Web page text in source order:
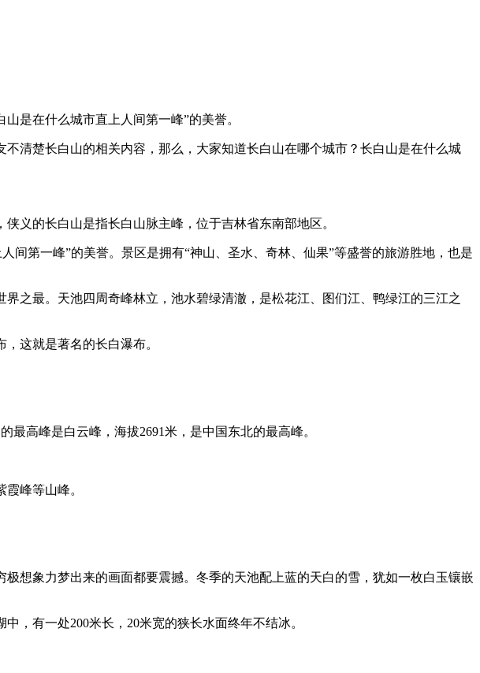
是在什么城市直上人间第一峰”的美誉。
清楚长白山的相关内容，那么，大家知道长白山在哪个城市？长白山是在什么城
义的长白山是指长白山脉主峰，位于吉林省东南部地区。
间第一峰”的美誉。景区是拥有“神山、圣水、奇林、仙果”等盛誉的旅游胜地，也是
之最。天池四周奇峰林立，池水碧绿清澈，是松花江、图们江、鸭绿江的三江之
这就是著名的长白瀑布。
最高峰是白云峰，海拔2691米，是中国东北的最高峰。
峰等山峰。
想象力梦出来的画面都要震撼。冬季的天池配上蓝的天白的雪，犹如一枚白玉镶嵌
，有一处200米长，20米宽的狭长水面终年不结冰。